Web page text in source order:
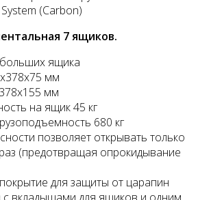
(Carbon)
7 ящиков.
ящика
мм
мм
на ящик 45 кг
680 кг
позволяет открывать только
(предотвращая опрокидывание
для защиты от царапин